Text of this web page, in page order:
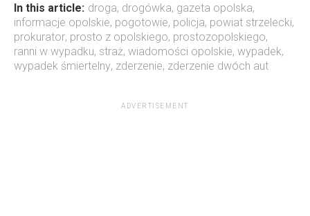
In this article: droga, drogówka, gazeta opolska,
informacje opolskie, pogotowie, policja, powiat strzelecki,
prokurator, prosto z opolskiego, prostozopolskiego,
ranni w wypadku, straż, wiadomości opolskie, wypadek,
wypadek śmiertelny, zderzenie, zderzenie dwóch aut
ADVERTISEMENT